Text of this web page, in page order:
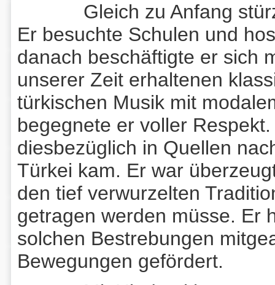
Gleich zu Anfang
Er besuchte Schulen und
danach beschäftigte er sich
unserer Zeit erhaltenen
türkischen Musik mit
begegnete er voller
diesbezüglich in Quellen
Türkei kam. Er war
den tief verwurzelten
getragen werden müsse. Er
solchen Bestrebungen
Bewegungen gefördert.